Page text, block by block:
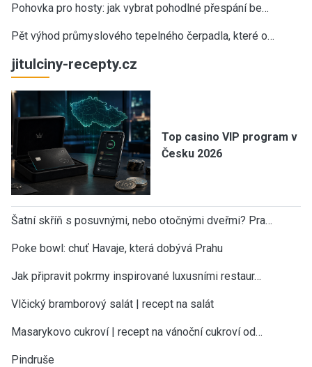
Pohovka pro hosty: jak vybrat pohodlné přespání be…
Pět výhod průmyslového tepelného čerpadla, které o…
jitulciny-recepty.cz
Top casino VIP program v
Česku 2026
Šatní skříň s posuvnými, nebo otočnými dveřmi? Pra…
Poke bowl: chuť Havaje, která dobývá Prahu
Jak připravit pokrmy inspirované luxusními restaur…
Vlčický bramborový salát | recept na salát
Masarykovo cukroví | recept na vánoční cukroví od…
Pindruše